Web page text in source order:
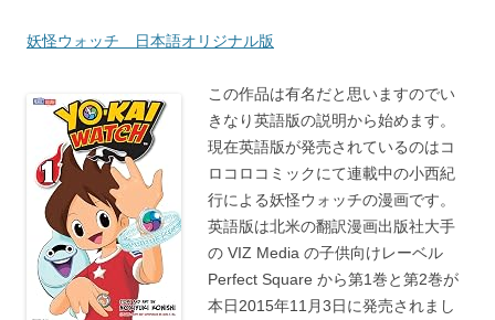
妖怪ウォッチ 日本語オリジナル版
この作品は有名だと思いますのでい
きなり英語版の説明から始めます。
現在英語版が発売されているのはコ
ロコロコミックにて連載中の小西紀
行による妖怪ウォッチの漫画です。
英語版は北米の翻訳漫画出版社大手
の VIZ Media の子供向けレーベル
Perfect Square から第1巻と第2巻が
本日2015年11月3日に発売されまし